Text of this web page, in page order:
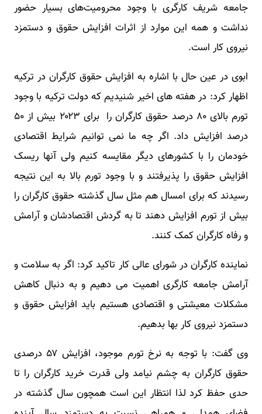
جامعه شریف کارگری با وجود محرومیت‌های بسیار حضور
نداشت و همه این موارد از اثرات افزایش حقوق و دستمزد
نیروی کار است.
ابوی در عین حال با اشاره به افزایش حقوق کارگران در ترکیه
اظهار کرد: در هفته های اخیر شنیدیم که دولت ترکیه با وجود
تورم بالای ۸۰ درصد حقوق کارگران را برای ۲۰۲۳ بیش از ۵۰
درصد افزایش داد. اگر چه ما نمی توانیم شرایط اقتصادی
خودمان را با کشورهای دیگر مقایسه کنیم ولی آنها ریسک
افزایش حقوق را پذیرفتند و با وجود تورم بالا به این نتیجه
رسیدند که برای امسال هم مثل سال گذشته حقوق کارگران را
بیش از تورم افزایش دهند تا به گردش اقتصادشان و آرامش
و رفاه کارگران کمک کنند.
نماینده کارگران در شورای عالی کار تاکید کرد: اگر به سلامت و
آرامش جامعه کارگری اهمیت می دهیم و به دنبال کاهش
مشکلات معیشتی و اقتصادی هستیم باید افزایش حقوق و
دستمزد نیروی کار بها بدهیم.
وی گفت: با توجه به نرخ تورم موجود، افزایش ۵۷ درصدی
حقوق کارگران به چشم نیامد ولی قدرت خرید کارگران را تا
حدی حفظ کرد لذا انتظار این است همچون سال گذشته در